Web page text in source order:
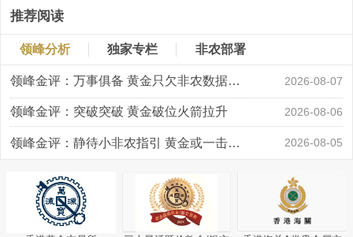
推荐阅读
领峰分析 独家专栏 非农部署
领峰金评：万事俱备 黄金只欠非农数据“东风” 2026-08-07
领峰金评：突破突破 黄金破位火箭拉升 2026-08-06
领峰金评：静待小非农指引 黄金或一击破局 2026-08-05